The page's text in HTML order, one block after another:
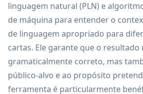
linguagem natural (PLN) e
de máquina para entender o
de linguagem apropriado para
cartas. Ele garante que o resultado
gramaticalmente correto, mas
público-alvo e ao propósito
ferramenta é particularmente